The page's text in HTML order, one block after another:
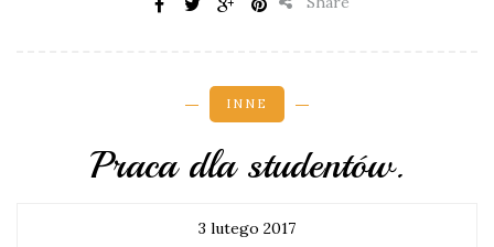
INNE
Praca dla studentów.
3 lutego 2017